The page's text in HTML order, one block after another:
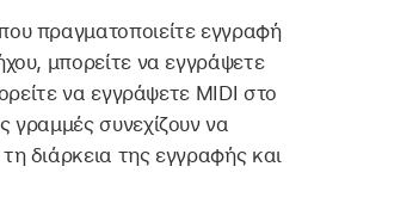
πραγματοποιείτε εγγραφή
μπορείτε να εγγράψετε
να εγγράψετε MIDI στο
γραμμές συνεχίζουν να
διάρκεια της εγγραφής και